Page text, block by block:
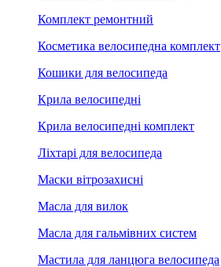
Комплект ремонтний
Косметика велосипедна комплект
Кошики для велосипеда
Крила велосипедні
Крила велосипедні комплект
Ліхтарі для велосипеда
Маски вітрозахисні
Масла для вилок
Масла для гальмівних систем
Мастила для ланцюга велосипеда